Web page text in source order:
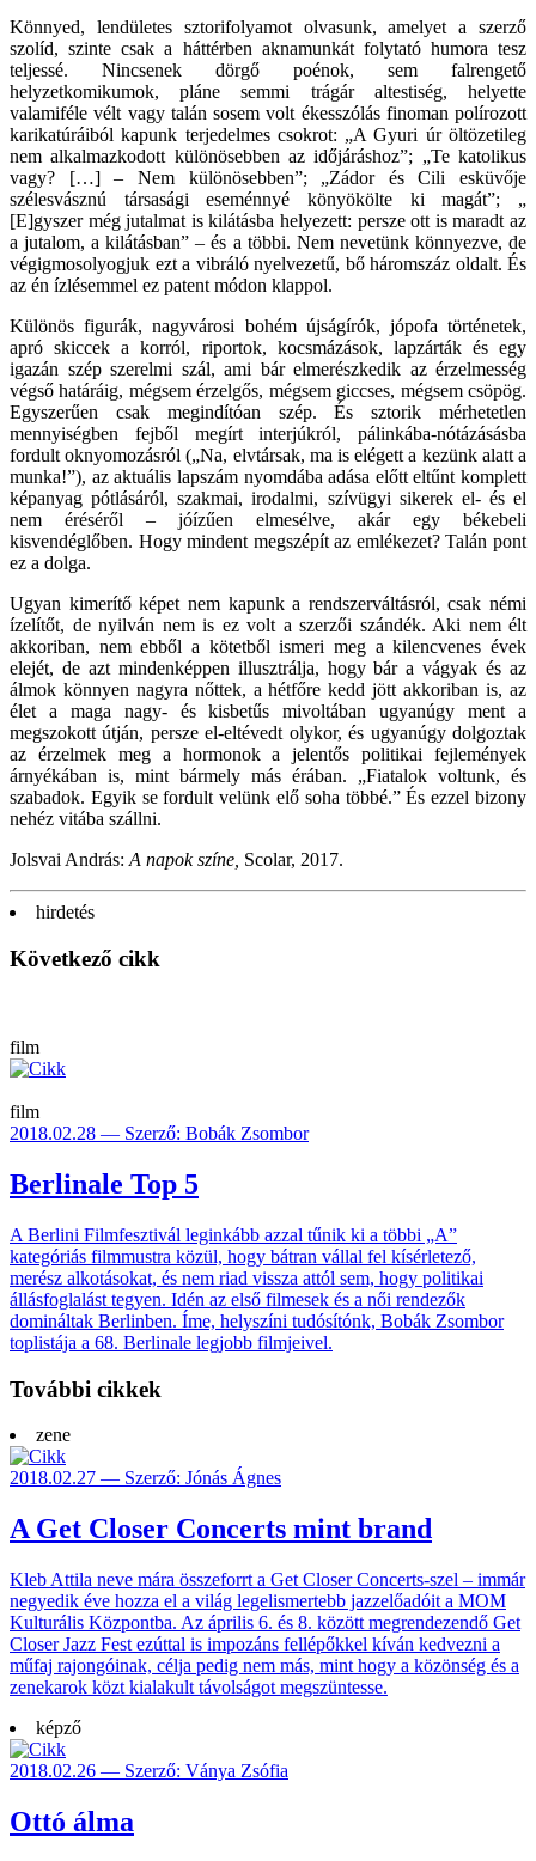
Könnyed, lendületes sztorifolyamot olvasunk, amelyet a szerző
szolíd, szinte csak a háttérben aknamunkát folytató humora tesz
teljessé. Nincsenek dörgő poénok, sem falrengető
helyzetkomikumok, pláne semmi trágár altestiség, helyette
valamiféle vélt vagy talán sosem volt ékesszólás finoman polírozott
karikatúráiból kapunk terjedelmes csokrot: „A Gyuri úr öltözetileg
nem alkalmazkodott különösebben az időjáráshoz”; „Te katolikus
vagy? […] – Nem különösebben”; „Zádor és Cili esküvője
szélesvásznú társasági eseménnyé könyökölte ki magát”; „
[E]gyszer még jutalmat is kilátásba helyezett: persze ott is maradt az
a jutalom, a kilátásban” – és a többi. Nem nevetünk könnyezve, de
végigmosolyogjuk ezt a vibráló nyelvezetű, bő háromszáz oldalt. És
az én ízlésemmel ez patent módon klappol.
Különös figurák, nagyvárosi bohém újságírók, jópofa történetek,
apró skiccek a korról, riportok, kocsmázások, lapzárták és egy
igazán szép szerelmi szál, ami bár elmerészkedik az érzelmesség
végső határáig, mégsem érzelgős, mégsem giccses, mégsem csöpög.
Egyszerűen csak megindítóan szép. És sztorik mérhetetlen
mennyiségben fejből megírt interjúkról, pálinkába-nótázásásba
fordult oknyomozásról („Na, elvtársak, ma is elégett a kezünk alatt a
munka!”), az aktuális lapszám nyomdába adása előtt eltűnt komplett
képanyag pótlásáról, szakmai, irodalmi, szívügyi sikerek el- és el
nem éréséről – jóízűen elmesélve, akár egy békebeli
kisvendéglőben. Hogy mindent megszépít az emlékezet? Talán pont
ez a dolga.
Ugyan kimerítő képet nem kapunk a rendszerváltásról, csak némi
ízelítőt, de nyilván nem is ez volt a szerzői szándék. Aki nem élt
akkoriban, nem ebből a kötetből ismeri meg a kilencvenes évek
elejét, de azt mindenképpen illusztrálja, hogy bár a vágyak és az
álmok könnyen nagyra nőttek, a hétfőre kedd jött akkoriban is, az
élet a maga nagy- és kisbetűs mivoltában ugyanúgy ment a
megszokott útján, persze el-eltévedt olykor, és ugyanúgy dolgoztak
az érzelmek meg a hormonok a jelentős politikai fejlemények
árnyékában is, mint bármely más érában. „Fiatalok voltunk, és
szabadok. Egyik se fordult velünk elő soha többé.” És ezzel bizony
nehéz vitába szállni.
Jolsvai András: A napok színe, Scolar, 2017.
hirdetés
Következő cikk
film
film
2018.02.28 — Szerző: Bobák Zsombor
Berlinale Top 5
A Berlini Filmfesztivál leginkább azzal tűnik ki a többi „A”
kategóriás filmmustra közül, hogy bátran vállal fel kísérletező,
merész alkotásokat, és nem riad vissza attól sem, hogy politikai
állásfoglalást tegyen. Idén az első filmesek és a női rendezők
domináltak Berlinben. Íme, helyszíni tudósítónk, Bobák Zsombor
toplistája a 68. Berlinale legjobb filmjeivel.
További cikkek
zene
2018.02.27 — Szerző: Jónás Ágnes
A Get Closer Concerts mint brand
Kleb Attila neve mára összeforrt a Get Closer Concerts-szel – immár
negyedik éve hozza el a világ legelismertebb jazzelőadóit a MOM
Kulturális Központba. Az április 6. és 8. között megrendezendő Get
Closer Jazz Fest ezúttal is impozáns fellépőkkel kíván kedvezni a
műfaj rajongóinak, célja pedig nem más, mint hogy a közönség és a
zenekarok közt kialakult távolságot megszüntesse.
képző
2018.02.26 — Szerző: Ványa Zsófia
Ottó álma